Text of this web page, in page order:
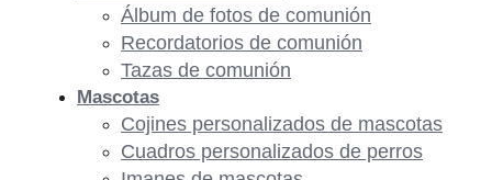
Álbum de fotos de comunión
Recordatorios de comunión
Tazas de comunión
Mascotas
Cojines personalizados de mascotas
Cuadros personalizados de perros